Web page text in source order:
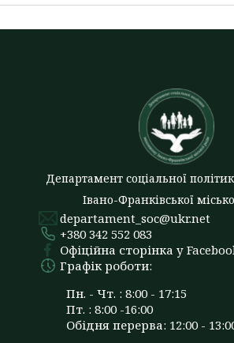
Департамент соціальної
Івано-Франківської
departament_soc@ukr.net
+380 342 552 083
Офіційна сторінка у
Графік роботи:
Пн. - Чт. : 8:00 - 17:15
Пт. : 8:00 -16:00
Обідня перерва: 12:00 -